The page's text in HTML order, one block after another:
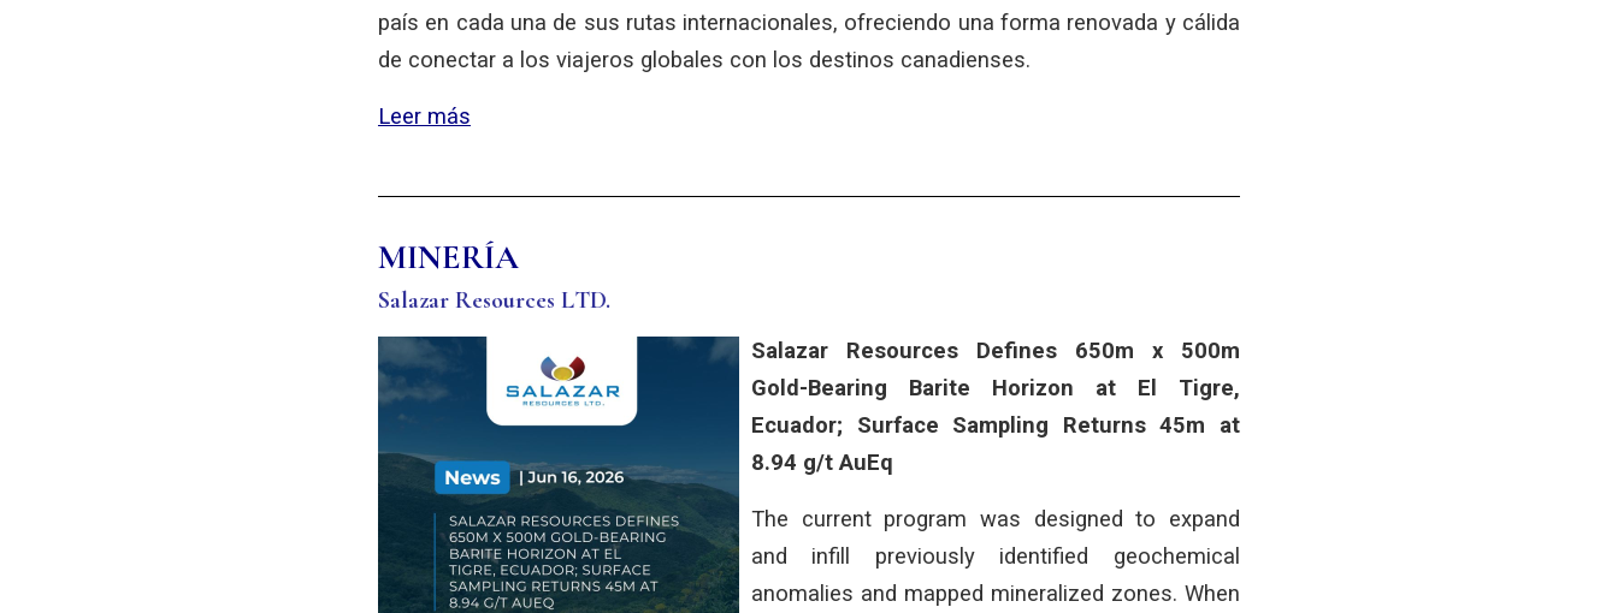
país en cada una de sus rutas internacionales, ofreciendo una forma renovada y cálida
de conectar a los viajeros globales con los destinos canadienses.
Leer más
MINERÍA
Salazar Resources LTD.
Salazar Resources Defines 650m x 500m
Gold-Bearing Barite Horizon at El Tigre,
Ecuador; Surface Sampling Returns 45m at
8.94 g/t AuEq
The current program was designed to expand
and infill previously identified geochemical
anomalies and mapped mineralized zones. When